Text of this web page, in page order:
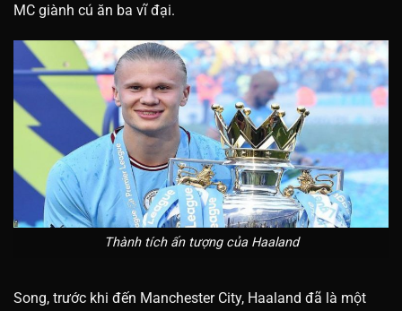
MC giành cú ăn ba vĩ đại.
Thành tích ấn tượng của Haaland
Song, trước khi đến Manchester City, Haaland đã là một